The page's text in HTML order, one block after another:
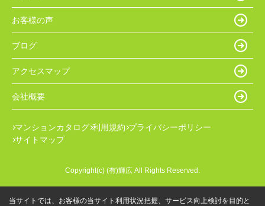
お客様の声
ブログ
アクセスマップ
会社概要
マンションカタログ 利用規約 プライバシーポリシー
サイトマップ
Copyright(c) (有)輝広 All Rights Reserved.
当サイトでは、お客様の当サイト利用状況把握、サービス向上検討を目的と